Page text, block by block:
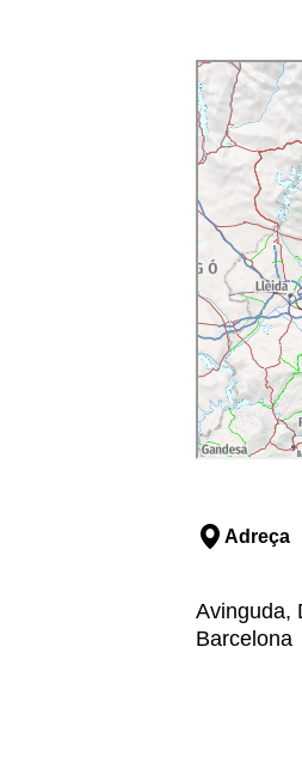
Adreça
Avinguda,
Barcelona